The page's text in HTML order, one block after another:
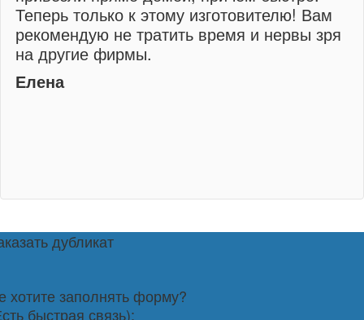
Теперь только к этому изготовителю! Вам
рекомендую не тратить время и нервы зря
на другие фирмы.
Елена
дубликат
хотите заполнять форму?
быстрая связь):